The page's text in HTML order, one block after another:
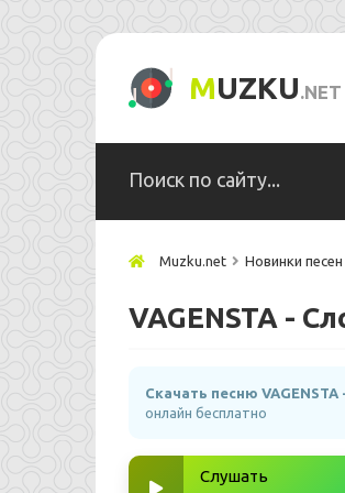
MUZKU.NET
Muzku.net Новинки песен
VAGENSTA -
Скачать песню
онлайн бесплатно
Слушать